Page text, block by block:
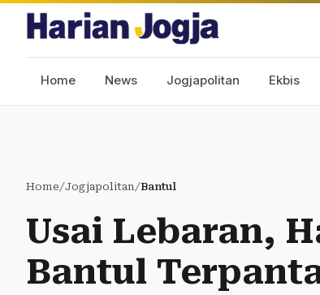
Home News Jogjapolitan Ekbis
Home/Jogjapolitan/Bantul
Usai Lebaran,
Bantul